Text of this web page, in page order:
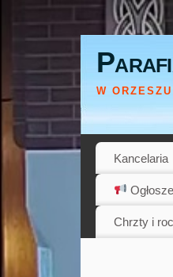
W
Kancelaria
Chrzty i